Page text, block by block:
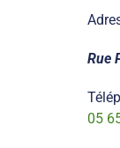
Rue
05